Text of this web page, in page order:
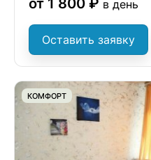
от 1 800 ₽ в день
Оставить заявку
КОМФОРТ